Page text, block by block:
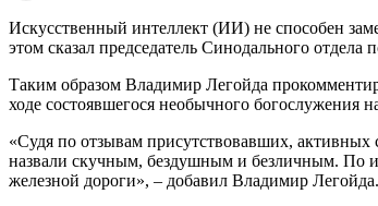
Искусственный интеллект (ИИ) не способен
этом сказал председатель Синодального
Таким образом Владимир Легойда
ходе состоявшегося необычного богослужения
«Судя по отзывам присутствовавших,
назвали скучным, бездушным и безличным. По
железной дороги», – добавил Владимир Легойда.